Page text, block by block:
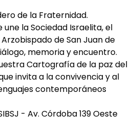
de la Fraternidad.
la Sociedad Israelita, el
de San Juan de
memoria y encuentro.
Cartografía de la paz del
invita a la convivencia y al
contemporáneos
- Av. Córdoba 139 Oeste